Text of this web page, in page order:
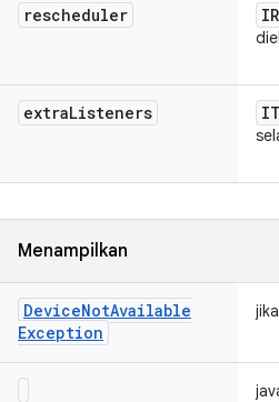
rescheduler
extraListeners
Menampilkan
DeviceNotAvailable
Exception